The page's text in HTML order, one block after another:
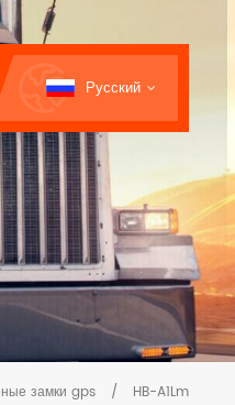
Русский
замки gps / HB-A1Lm